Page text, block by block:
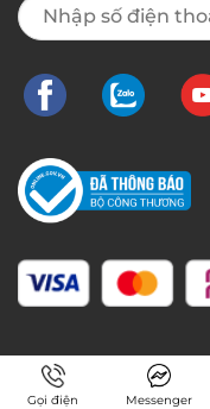
Gọi điện Messenger